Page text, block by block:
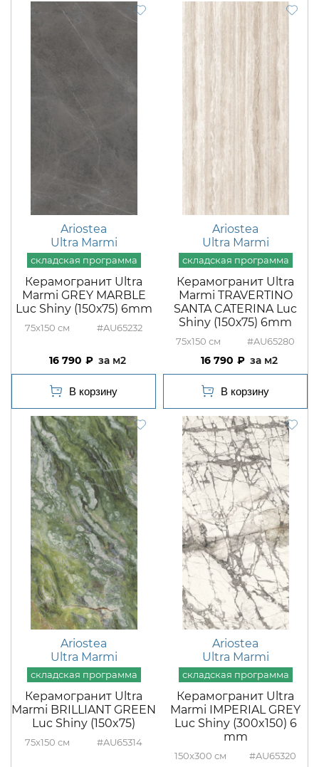
Ariostea
Ultra Marmi
Керамогранит Ultra
Marmi GREY MARBLE
Luc Shiny (150х75) 6mm
75x150 #AU65232
16 790 м2
Ariostea
Ultra Marmi
Керамогранит Ultra
Marmi TRAVERTINO
SANTA CATERINA Luc
Shiny (150х75) 6mm
75x150 #AU65280
16 790 м2
Ariostea
Ultra Marmi
Керамогранит Ultra
Marmi BRILLIANT GREEN
Luc Shiny (150x75)
75x150 #AU65314
Ariostea
Ultra Marmi
Керамогранит Ultra
Marmi IMPERIAL GREY
Luc Shiny (300x150) 6
mm
150x300 #AU65320